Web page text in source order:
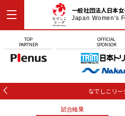
一般社団法人日本
Japan Women's
TOP
PARTNER
OFFICIAL
SPONSOR
なでしこリー
試合結果